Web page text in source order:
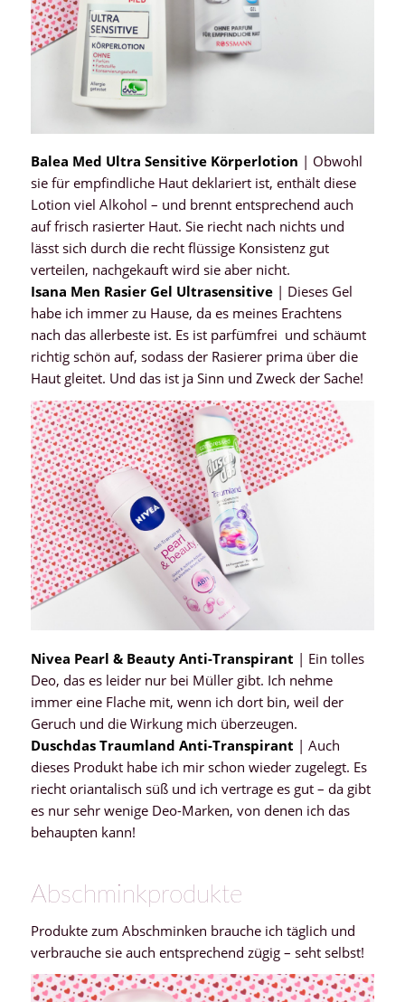
Balea Med Ultra Sensitive Körperlotion | Obwohl
sie für empfindliche Haut deklariert ist, enthält diese
Lotion viel Alkohol – und brennt entsprechend auch
auf frisch rasierter Haut. Sie riecht nach nichts und
lässt sich durch die recht flüssige Konsistenz gut
verteilen, nachgekauft wird sie aber nicht.
Isana Men Rasier Gel Ultrasensitive| Dieses Gel
habe ich immer zu Hause, da es meines Erachtens
nach das allerbeste ist. Es ist parfümfrei und schäumt
richtig schön auf, sodass der Rasierer prima über die
Haut gleitet. Und das ist ja Sinn und Zweck der Sache!
Nivea Pearl & Beauty Anti-Transpirant | Ein tolles
Deo, das es leider nur bei Müller gibt. Ich nehme
immer eine Flache mit, wenn ich dort bin, weil der
Geruch und die Wirkung mich überzeugen.
Duschdas Traumland Anti-Transpirant | Auch
dieses Produkt habe ich mir schon wieder zugelegt. Es
riecht oriantalisch süß und ich vertrage es gut – da gibt
es nur sehr wenige Deo-Marken, von denen ich das
behaupten kann!
Abschminkprodukte
Produkte zum Abschminken brauche ich täglich und
verbrauche sie auch entsprechend zügig – seht selbst!